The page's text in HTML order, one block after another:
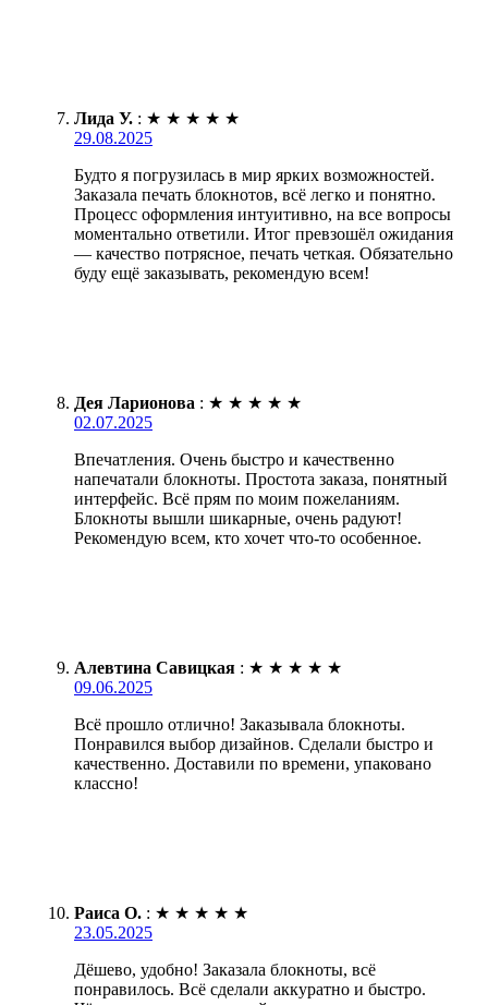
Лида У. : ★ ★ ★ ★ ★
29.08.2025
Будто я погрузилась в мир ярких возможностей.
Заказала печать блокнотов, всё легко и понятно.
Процесс оформления интуитивно, на все вопросы
моментально ответили. Итог превзошёл ожидания
— качество потрясное, печать четкая. Обязательно
буду ещё заказывать, рекомендую всем!
Дея Ларионова : ★ ★ ★ ★ ★
02.07.2025
Впечатления. Очень быстро и качественно
напечатали блокноты. Простота заказа, понятный
интерфейс. Всё прям по моим пожеланиям.
Блокноты вышли шикарные, очень радуют!
Рекомендую всем, кто хочет что-то особенное.
Алевтина Савицкая : ★ ★ ★ ★ ★
09.06.2025
Всё прошло отлично! Заказывала блокноты.
Понравился выбор дизайнов. Сделали быстро и
качественно. Доставили по времени, упаковано
классно!
Раиса О. : ★ ★ ★ ★ ★
23.05.2025
Дёшево, удобно! Заказала блокноты, всё
понравилось. Всё сделали аккуратно и быстро.